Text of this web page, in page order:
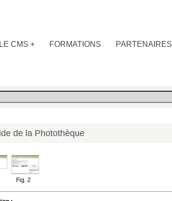
LE CMS + FORMATIONS PARTENAIRES
de la Photothèque
Fig. 2